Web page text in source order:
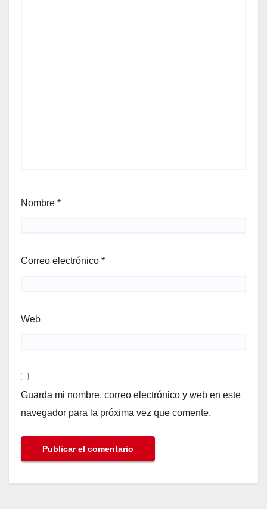
Nombre *
Correo electrónico *
Web
Guarda mi nombre, correo electrónico y web en este
navegador para la próxima vez que comente.